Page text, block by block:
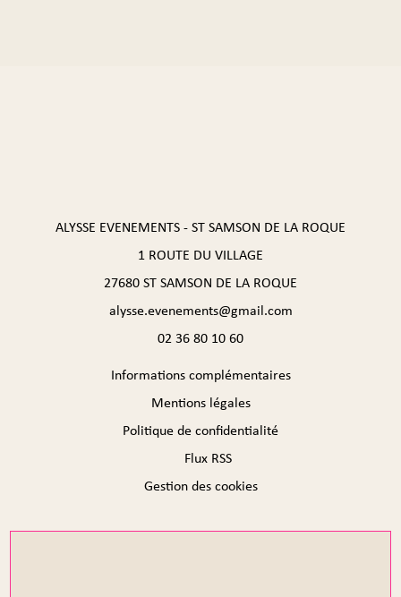
ALYSSE EVENEMENTS - ST SAMSON DE LA ROQUE
1 ROUTE DU VILLAGE
27680 ST SAMSON DE LA ROQUE
alysse.evenements@gmail.com
02 36 80 10 60
Informations complémentaires
Mentions légales
Politique de confidentialité
Flux RSS
Gestion des cookies